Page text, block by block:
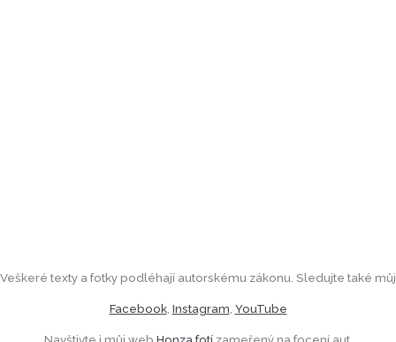
Veškeré texty a fotky podléhají autorskému zákonu. Sledujte také můj
Facebook, Instagram YouTube